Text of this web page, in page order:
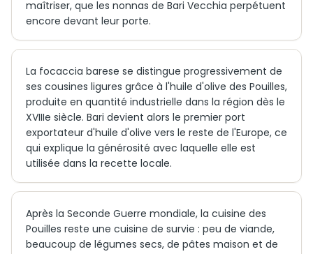
maîtriser, que les nonnas de Bari Vecchia perpétuent
encore devant leur porte.
La focaccia barese se distingue progressivement de
ses cousines ligures grâce à l'huile d'olive des Pouilles,
produite en quantité industrielle dans la région dès le
XVIIIe siècle. Bari devient alors le premier port
exportateur d'huile d'olive vers le reste de l'Europe, ce
qui explique la générosité avec laquelle elle est
utilisée dans la recette locale.
Après la Seconde Guerre mondiale, la cuisine des
Pouilles reste une cuisine de survie : peu de viande,
beaucoup de légumes secs, de pâtes maison et de